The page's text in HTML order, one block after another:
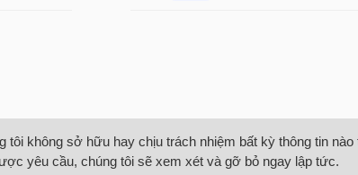
không sở hữu hay chịu trách nhiệm bất kỳ thông tin
yêu cầu, chúng tôi sẽ xem xét và gỡ bỏ ngay lập tức.